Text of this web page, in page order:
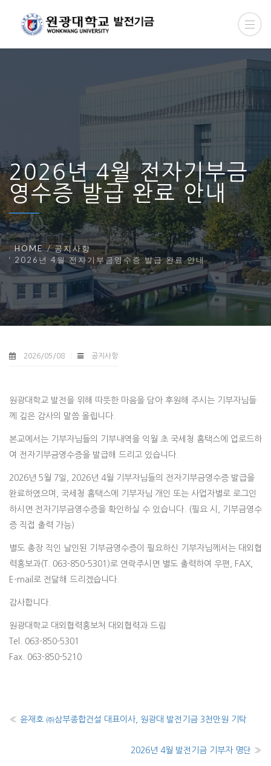
2026년 4월 전자기부금
영수증 발급 완료 안내
HOME
공지사항
2026년 4월 전자기부금영수증 발급 완료 안내
2026/05/08 공지사항
원광대학교 발전을 위해 따뜻한 마음을 담아 후원해 주시는 기부자님들
께 깊은 감사의 말씀 올립니다.
본교에서는 기부자님들의 기부내역을 익월 초 국세청 홈택스에 업로드하
여 전자기부금영수증을 발급해 드리고 있습니다.
2026년 5월 7일, 2026년 4월 기부자님들의 전자기부금영수증 발급을
완료하였으며, 국세청 홈택스에 기부자님 개인 또는 사업자별로 로그인
하시면 전자기부금영수증을 확인하실 수 있습니다. (필요 시, 기부금영수
증 직접 출력 가능)
별도 총장 직인 날인된 기부금영수증이 필요하신 기부자님께서는 대외협
력홍보과(T. 063-850-5301)로 연락주시면 별도 출력하여 우편, FAX,
E-mail로 전달해 드리겠습니다.
감사합니다.
원광대학교 대외협력홍보처 대외협력과 드림
Tel. 063-850-5301
Fax. 063-850-5210
« 윤재호 ㈜삼부종합건설 대표이사, 원광대 발전기금 3천만원 기탁
2026년 4월 발전기금 기부자 명단 »